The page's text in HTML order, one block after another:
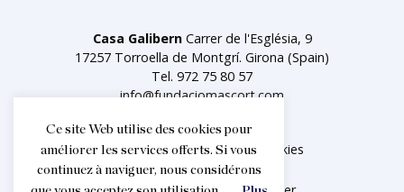
Casa GalibernCarrer de l'Església, 9
17257 Torroella de Montgrí. Girona (Spain)
Tel. 972 75 80 57
info@fundaciomascort.com
Aviso legal Política de cookies
Ce site Web utilise des cookies pour
améliorer les services offerts. Si vous
continuez à naviguer, nous considérons